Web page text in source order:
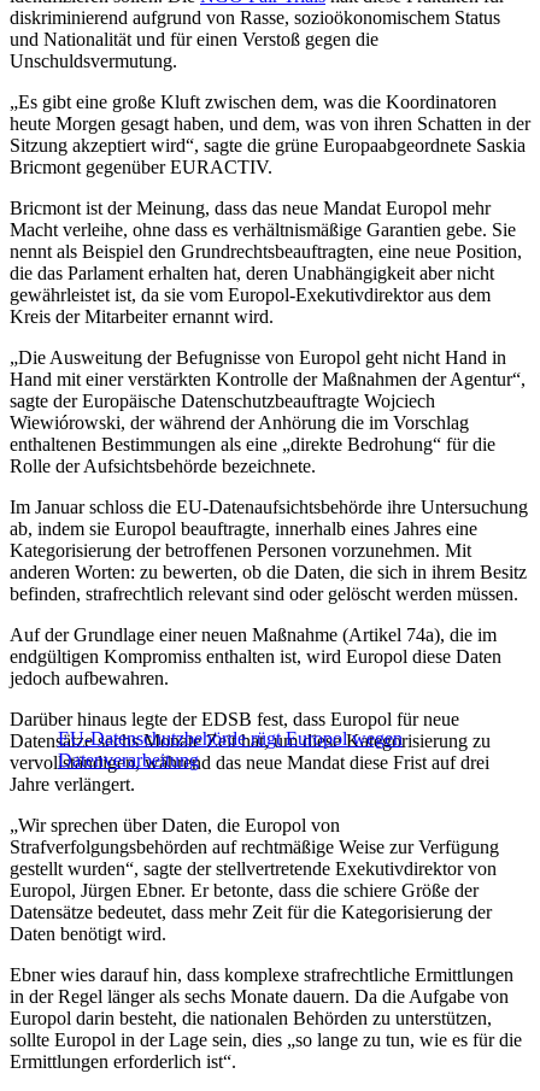
diskriminierend aufgrund von Rasse, sozioökonomischem Status
und Nationalität und für einen Verstoß gegen die
Unschuldsvermutung.
„Es gibt eine große Kluft zwischen dem, was die Koordinatoren
heute Morgen gesagt haben, und dem, was von ihren Schatten in der
Sitzung akzeptiert wird“, sagte die grüne Europaabgeordnete Saskia
Bricmont gegenüber EURACTIV.
Bricmont ist der Meinung, dass das neue Mandat Europol mehr
Macht verleihe, ohne dass es verhältnismäßige Garantien gebe. Sie
nennt als Beispiel den Grundrechtsbeauftragten, eine neue Position,
die das Parlament erhalten hat, deren Unabhängigkeit aber nicht
gewährleistet ist, da sie vom Europol-Exekutivdirektor aus dem
Kreis der Mitarbeiter ernannt wird.
„Die Ausweitung der Befugnisse von Europol geht nicht Hand in
Hand mit einer verstärkten Kontrolle der Maßnahmen der Agentur“,
sagte der Europäische Datenschutzbeauftragte Wojciech
Wiewiórowski, der während der Anhörung die im Vorschlag
enthaltenen Bestimmungen als eine „direkte Bedrohung“ für die
Rolle der Aufsichtsbehörde bezeichnete.
Im Januar schloss die EU-Datenaufsichtsbehörde ihre Untersuchung
ab, indem sie Europol beauftragte, innerhalb eines Jahres eine
Kategorisierung der betroffenen Personen vorzunehmen. Mit
anderen Worten: zu bewerten, ob die Daten, die sich in ihrem Besitz
befinden, strafrechtlich relevant sind oder gelöscht werden müssen.
Auf der Grundlage einer neuen Maßnahme (Artikel 74a), die im
endgültigen Kompromiss enthalten ist, wird Europol diese Daten
jedoch aufbewahren.
EU-Datenschutzbehörde rügt Europol wegen
Datenverarbeitung
Darüber hinaus legte der EDSB fest, dass Europol für neue
Datensätze sechs Monate Zeit hat, um diese Kategorisierung zu
vervollständigen, während das neue Mandat diese Frist auf drei
Jahre verlängert.
„Wir sprechen über Daten, die Europol von
Strafverfolgungsbehörden auf rechtmäßige Weise zur Verfügung
gestellt wurden“, sagte der stellvertretende Exekutivdirektor von
Europol, Jürgen Ebner. Er betonte, dass die schiere Größe der
Datensätze bedeutet, dass mehr Zeit für die Kategorisierung der
Daten benötigt wird.
Ebner wies darauf hin, dass komplexe strafrechtliche Ermittlungen
in der Regel länger als sechs Monate dauern. Da die Aufgabe von
Europol darin besteht, die nationalen Behörden zu unterstützen,
sollte Europol in der Lage sein, dies „so lange zu tun, wie es für die
Ermittlungen erforderlich ist“.